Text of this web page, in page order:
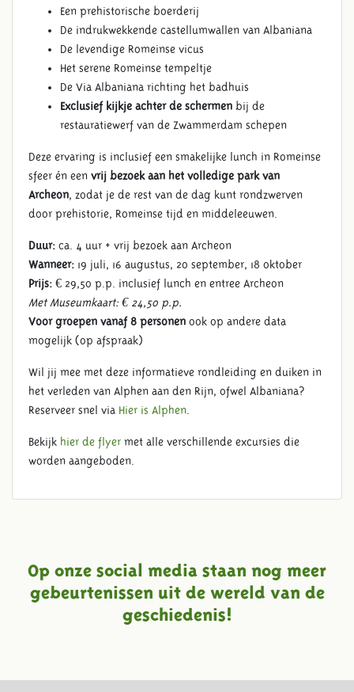
Een prehistorische boerderij
De indrukwekkende castellumwallen van Albaniana
De levendige Romeinse vicus
Het serene Romeinse tempeltje
De Via Albaniana richting het badhuis
Exclusief kijkje achter de schermen bij de
restauratiewerf van de Zwammerdam schepen
Deze ervaring is inclusief een smakelijke lunch in Romeinse
sfeer én een vrij bezoek aan het volledige park van
Archeon, zodat je de rest van de dag kunt rondzwerven
door prehistorie, Romeinse tijd en middeleeuwen.
Duur: ca. 4 uur + vrij bezoek aan Archeon
Wanneer: 19 juli, 16 augustus, 20 september, 18 oktober
Prijs: € 29,50 p.p. inclusief lunch en entree Archeon
Met Museumkaart: € 24,50 p.p.
Voor groepen vanaf 8 personen ook op andere data
mogelijk (op afspraak)
Wil jij mee met deze informatieve rondleiding en duiken in
het verleden van Alphen aan den Rijn, ofwel Albaniana?
Reserveer snel via Hier is Alphen
Bekijk hier de flyer met alle verschillende excursies die
worden aangeboden.
Op onze social media staan nog meer
gebeurtenissen uit de wereld van de
geschiedenis!